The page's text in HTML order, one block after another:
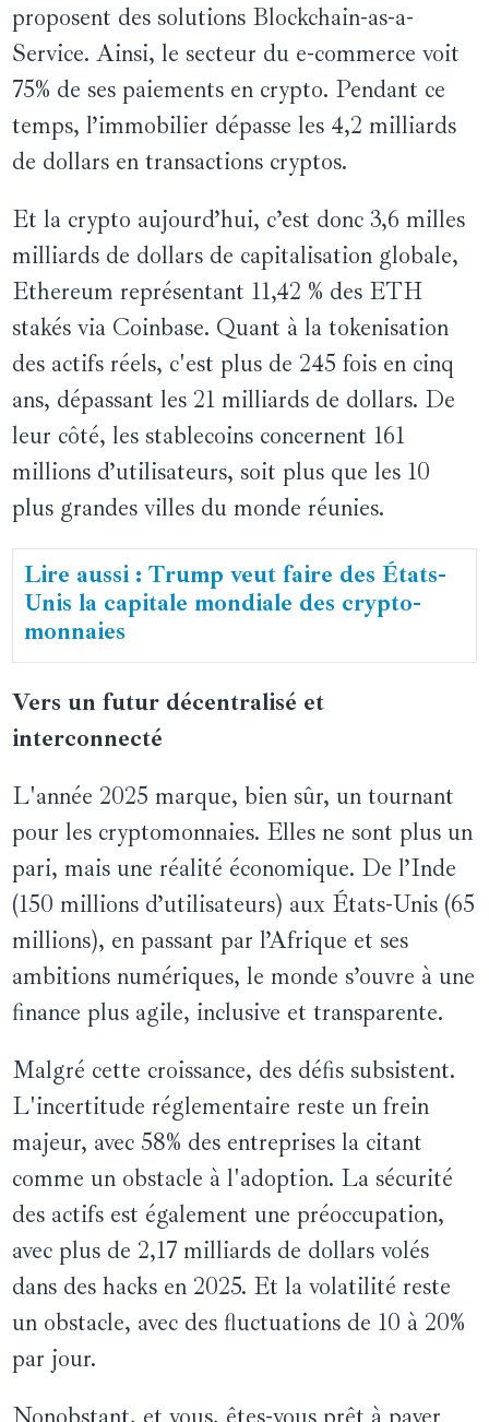
proposent des solutions Blockchain-as-a-
Service. Ainsi, le secteur du e-commerce voit
75% de ses paiements en crypto. Pendant ce
temps, l’immobilier dépasse les 4,2 milliards
de dollars en transactions cryptos.
Et la crypto aujourd’hui, c’est donc 3,6 milles
milliards de dollars de capitalisation globale,
Ethereum représentant 11,42 % des ETH
stakés via Coinbase. Quant à la tokenisation
des actifs réels, c'est plus de 245 fois en cinq
ans, dépassant les 21 milliards de dollars. De
leur côté, les stablecoins concernent 161
millions d’utilisateurs, soit plus que les 10
plus grandes villes du monde réunies.
Lire aussi : Trump veut faire des États-
Unis la capitale mondiale des crypto-
monnaies
Vers un futur décentralisé et
interconnecté
L'année 2025 marque, bien sûr, un tournant
pour les cryptomonnaies. Elles ne sont plus un
pari, mais une réalité économique. De l’Inde
(150 millions d’utilisateurs) aux États-Unis (65
millions), en passant par l’Afrique et ses
ambitions numériques, le monde s’ouvre à une
finance plus agile, inclusive et transparente.
Malgré cette croissance, des défis subsistent.
L'incertitude réglementaire reste un frein
majeur, avec 58% des entreprises la citant
comme un obstacle à l'adoption. La sécurité
des actifs est également une préoccupation,
avec plus de 2,17 milliards de dollars volés
dans des hacks en 2025. Et la volatilité reste
un obstacle, avec des fluctuations de 10 à 20%
par jour.